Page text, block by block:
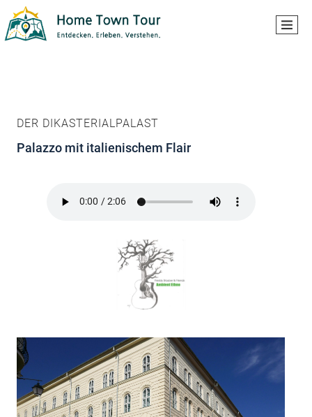
DER DIKASTERIALPALAST
Palazzo mit italienischem Flair